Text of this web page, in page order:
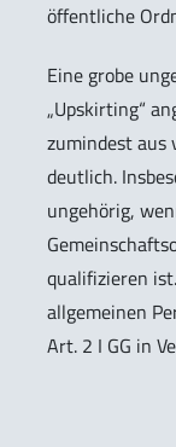
öffentliche
Eine grobe
„Upskirting“
zumindest aus
deutlich.
ungehörig,
qualifizieren
allgemeinen
Art. 2 I GG in